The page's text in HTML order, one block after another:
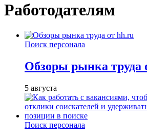
Работодателям
Поиск персонала
Обзоры рынка труда
5 августа
Поиск персонала